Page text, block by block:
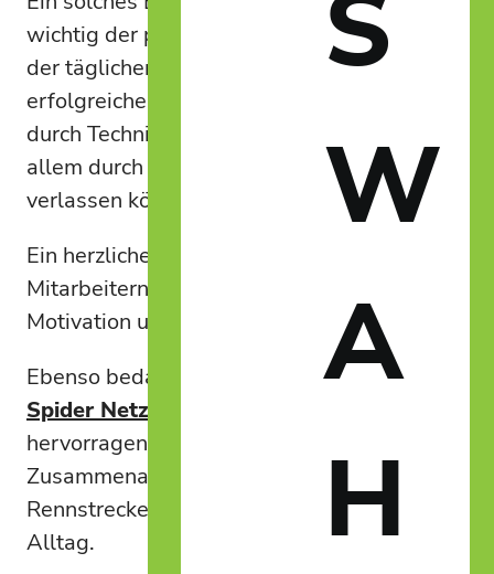
wichtig der persönliche Austausch neben
der täglichen Zusammenarbeit ist. Denn
erfolgreiche Projekte entstehen nicht nur
durch Technik und Prozesse, sondern vor
allem durch Menschen, die sich aufeinander
verlassen können.
Ein herzliches Dankeschön gilt all unseren
Mitarbeitern für ihren täglichen Einsatz, ihre
Motivation und die starke Zusammenarbeit.
Ebenso bedanken wir uns beim Team der
Spider Netzwerk Consulting
hervorragende und partnerschaftliche
Zusammenarbeit – sowohl auf der
Rennstrecke als auch im geschäftlichen
Alltag.
S
W
A
H